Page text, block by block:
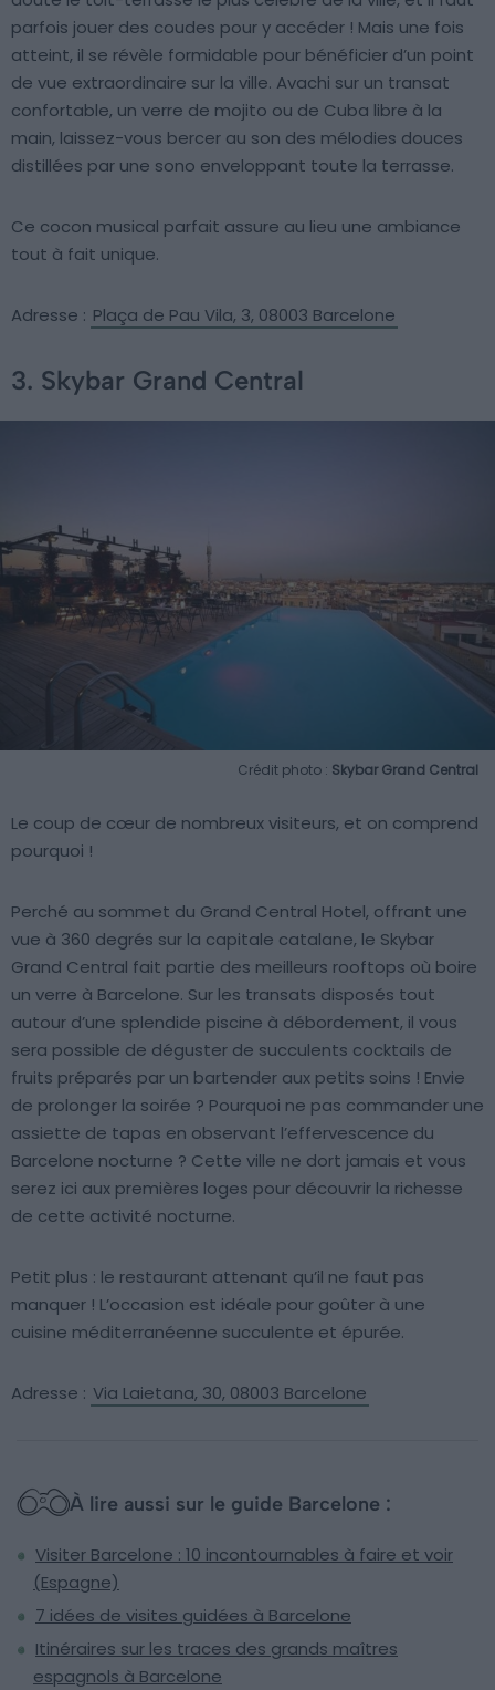
parfois jouer des coudes pour y accéder ! Mais une fois
atteint, il se révèle formidable pour bénéficier d’un point
de vue extraordinaire sur la ville. Avachi sur un transat
confortable, un verre de mojito ou de Cuba libre à la
main, laissez-vous bercer au son des mélodies douces
distillées par une sono enveloppant toute la terrasse.
Ce cocon musical parfait assure au lieu une ambiance
tout à fait unique.
Adresse : Plaça de Pau Vila, 3, 08003 Barcelone
3. Skybar Grand Central
Crédit photo : Skybar Grand Central
Le coup de cœur de nombreux visiteurs, et on comprend
pourquoi !
Perché au sommet du Grand Central Hotel, offrant une
vue à 360 degrés sur la capitale catalane, le Skybar
Grand Central fait partie des meilleurs rooftops où boire
un verre à Barcelone. Sur les transats disposés tout
autour d’une splendide piscine à débordement, il vous
sera possible de déguster de succulents cocktails de
fruits préparés par un bartender aux petits soins ! Envie
de prolonger la soirée ? Pourquoi ne pas commander une
assiette de tapas en observant l’effervescence du
Barcelone nocturne ? Cette ville ne dort jamais et vous
serez ici aux premières loges pour découvrir la richesse
de cette activité nocturne.
Petit plus : le restaurant attenant qu’il ne faut pas
manquer ! L’occasion est idéale pour goûter à une
cuisine méditerranéenne succulente et épurée.
Adresse : Via Laietana, 30, 08003 Barcelone
À lire aussi sur le guide Barcelone :
Visiter Barcelone : 10 incontournables à faire et voir
(Espagne)
7 idées de visites guidées à Barcelone
Itinéraires sur les traces des grands maîtres
espagnols à Barcelone